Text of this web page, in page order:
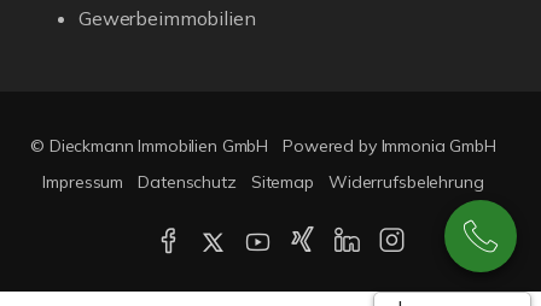
Gewerbeimmobilien
© Dieckmann Immobilien GmbH
Powered by Immonia GmbH
Impressum
Datenschutz Sitemap Widerrufsbelehrung